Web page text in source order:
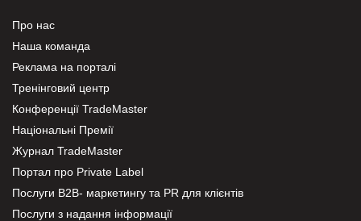
Про нас
Наша команда
Реклама на порталі
Тренінговий центр
Конференції TradeMaster
Національні Премії
Журнал TradeMaster
Портал про Private Label
Послуги В2В- маркетингу та PR для клієнтів
Послуги з надання інформації